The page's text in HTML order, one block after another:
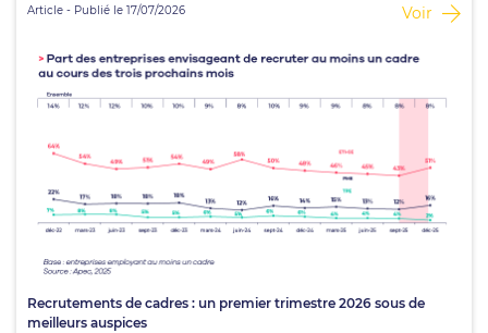
Article - Publié le 17/07/2026 Voir
Recrutements de cadres : un premier trimestre 2026 sous de
meilleurs auspices